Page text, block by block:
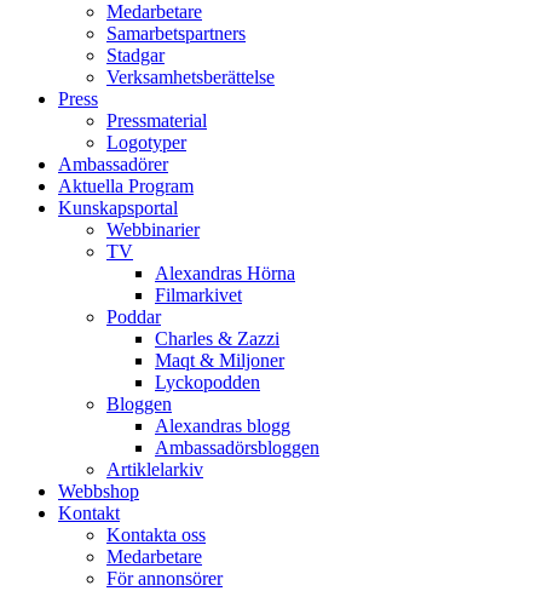
Medarbetare
Samarbetspartners
Stadgar
Verksamhetsberättelse
Press
Pressmaterial
Logotyper
Ambassadörer
Aktuella Program
Kunskapsportal
Webbinarier
TV
Alexandras Hörna
Filmarkivet
Poddar
Charles & Zazzi
Maqt & Miljoner
Lyckopodden
Bloggen
Alexandras blogg
Ambassadörsbloggen
Artiklelarkiv
Webbshop
Kontakt
Kontakta oss
Medarbetare
För annonsörer